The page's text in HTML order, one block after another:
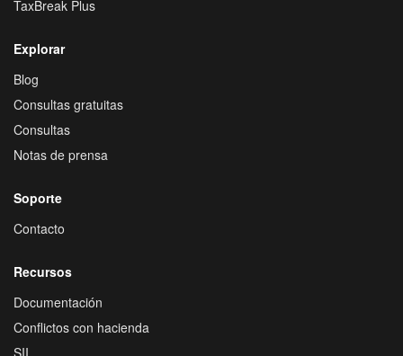
TaxBreak Plus
Explorar
Blog
Consultas gratuitas
Consultas
Notas de prensa
Soporte
Contacto
Recursos
Documentación
Conflictos con hacienda
SII